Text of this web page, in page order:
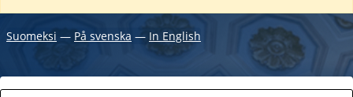
Suomeksi ― På svenska ― In English